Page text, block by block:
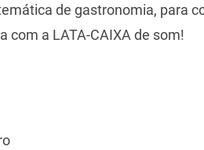
de gastronomia, para
com a LATA-CAIXA de som!